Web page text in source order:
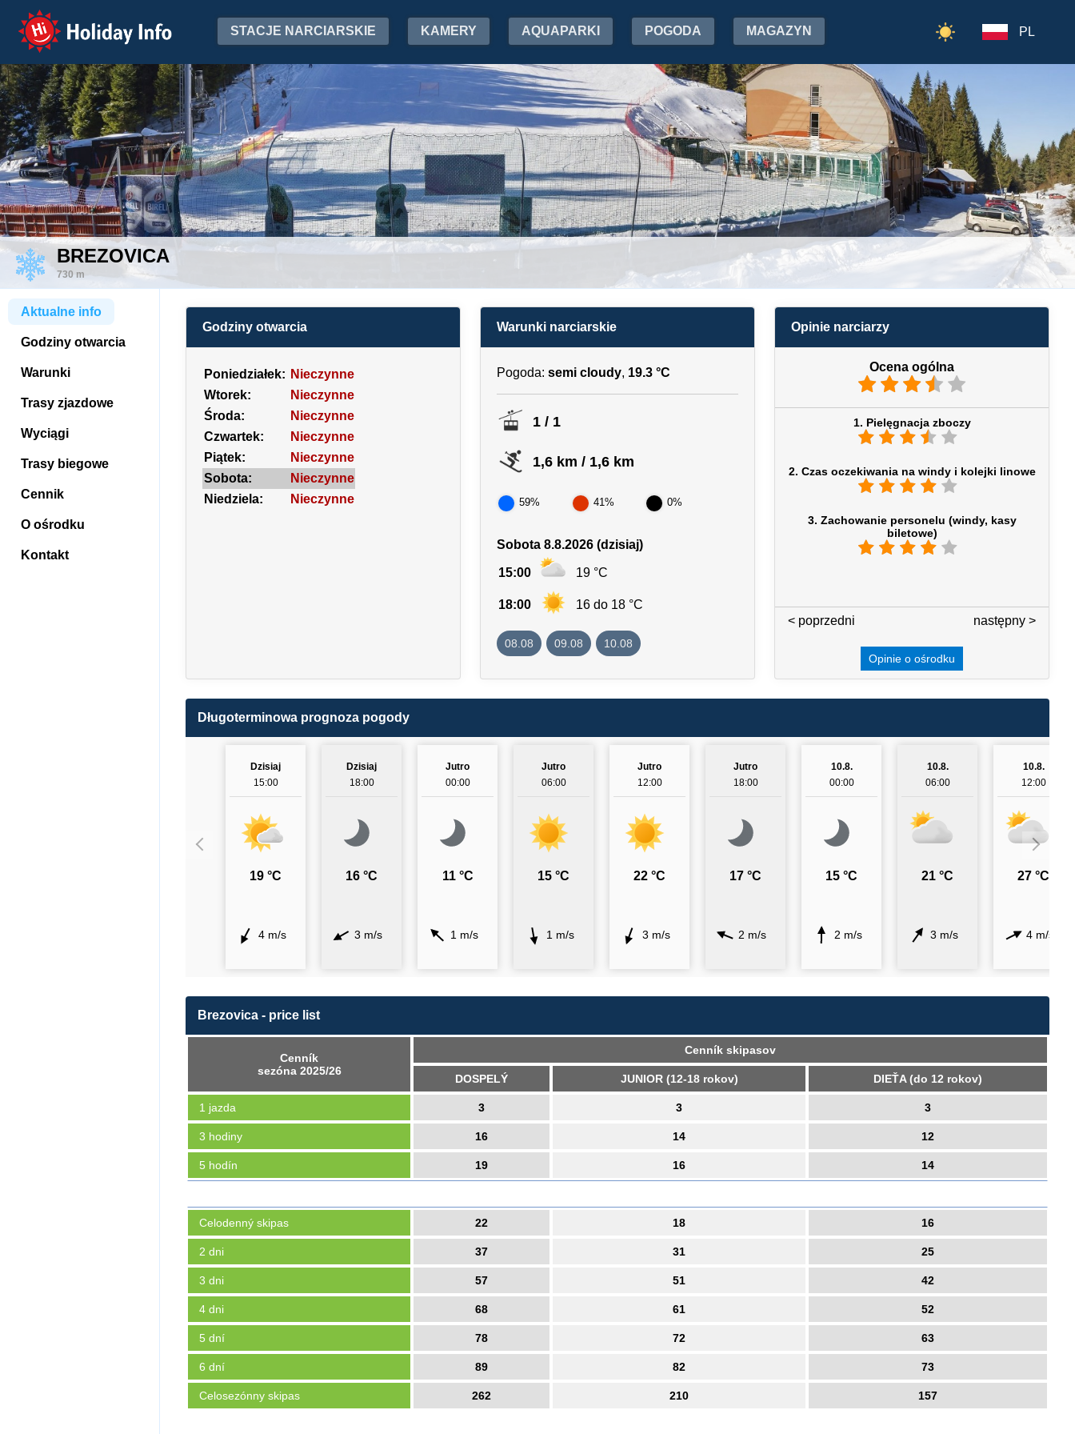
Holiday Info STACJE NARCIARSKIE KAMERY AQUAPARKI POGODA MAGAZYN PL
BREZOVICA
730 m
Aktualne info
Godziny otwarcia
Warunki
Trasy zjazdowe
Wyciągi
Trasy biegowe
Cennik
O ośrodku
Kontakt
Godziny otwarcia
Poniedziałek: Nieczynne
Wtorek:
Nieczynne
Środa:
Nieczynne
Czwartek:
Nieczynne
Piątek:
Nieczynne
Sobota:
Nieczynne
Niedziela:
Nieczynne
Warunki narciarskie
Pogoda: semi cloudy, 19.3 °C
1 / 1
1,6 km / 1,6 km
59% 41% 0%
Sobota 8.8.2026 (dzisiaj)
15:00 19 °C
18:00 16 do 18 °C
08.08 09.08 10.08
Opinie narciarzy
Ocena ogólna
1. Pielęgnacja zboczy
2. Czas oczekiwania na windy i kolejki linowe
3. Zachowanie personelu (windy, kasy
biletowe)
następny >
< poprzedni
Opinie o ośrodku
Długoterminowa prognoza pogody
Dzisiaj
15:00
19 °C
4 m/s
Dzisiaj
18:00
16 °C
3 m/s
Jutro
00:00
11 °C
1 m/s
Jutro
06:00
15 °C
1 m/s
Jutro
12:00
22 °C
3 m/s
Jutro
18:00
17 °C
2 m/s
10.8.
00:00
15 °C
2 m/s
10.8.
06:00
21 °C
3 m/s
10.8.
12:00
27 °C
4 m/s
Brezovica - price list
Cenník
sezóna 2025/26
Cenník skipasov
DOSPELÝ JUNIOR (12-18 rokov) DIEŤA (do 12 rokov)
1 jazda 3 3 3
3 hodiny 16 14 12
5 hodín 19 16 14
Celodenný skipas 22 18 16
2 dni 37 31 25
3 dni 57 51 42
4 dni 68 61 52
5 dní 78 72 63
6 dní 89 82 73
Celosezónny skipas 262 210 157